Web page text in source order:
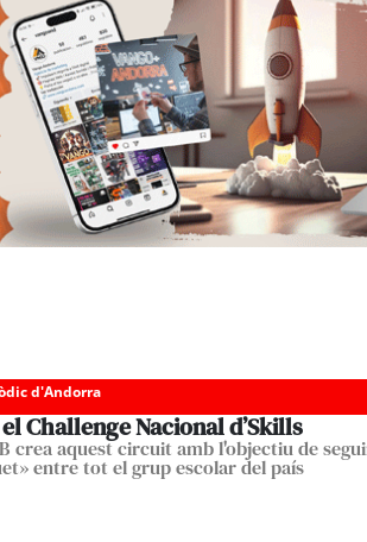
d'Andorra
Challenge Nacional d’Skills
crea aquest circuit amb l'objectiu de
entre tot el grup escolar del país